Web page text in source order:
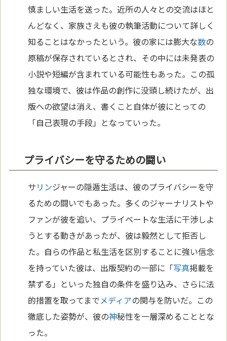
慎ましい生活を送った。近所の人々との交流はほと
んどなく、家族さえも彼の執筆活動について詳しく
知ることはなかったという。彼の家には膨大な数の
原稿が保存されているとされ、その中には未発表の
小説や短編が含まれている可能性もあった。この孤
独な環境で、彼は作品の創作に没頭し続けたが、出
版への欲望は消え、書くこと自体が彼にとっての
「自己表現の手段」となっていった。
プライバシーを守るための闘い
サリンジャーの隠遁生活は、彼のプライバシーを守
るための闘いでもあった。多くのジャーナリストや
ファンが彼を追い、プライベートな生活に干渉しよ
うとする動きがあったが、彼は毅然として拒否し
た。自らの作品と私生活を区別することに強い信念
を持っていた彼は、出版契約の一部に「写真掲載を
禁ずる」といった独自の条件を盛り込み、さらに法
的措置を取ってまでメディアの関与を防いだ。この
徹底した姿勢が、彼の神秘性を一層深めることとな
った。